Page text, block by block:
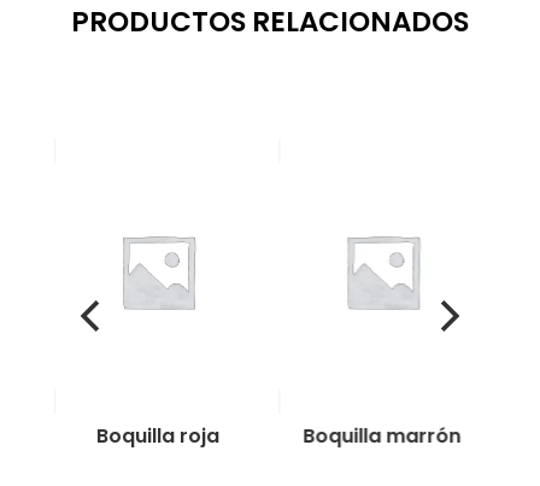
PRODUCTOS RELACIONADOS
Boquilla roja Boquilla marrón